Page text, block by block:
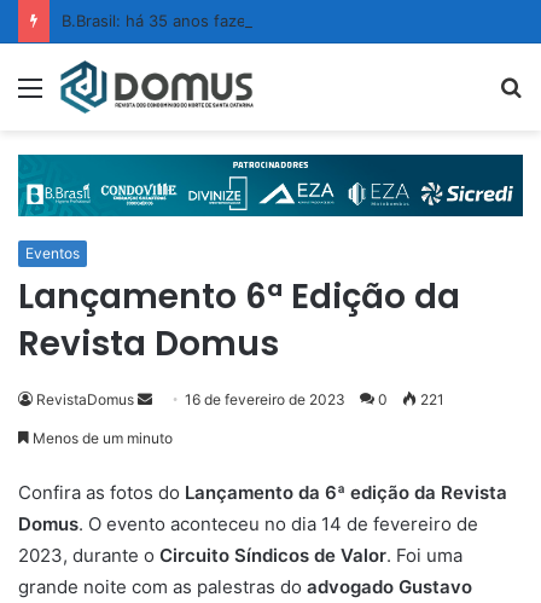
Menu
Eventos
Lançamento 6ª Edição da
Revista Domus
RevistaDomus
d
e
16 de fevereiro de 2023 0 221
Menos de um minuto
Confira as fotos do Lançamento da 6ª edição da Revista
Domus. O evento aconteceu no dia 14 de fevereiro de
2023, durante o Circuito Síndicos de Valor. Foi uma
grande noite com as palestras do advogado Gustavo